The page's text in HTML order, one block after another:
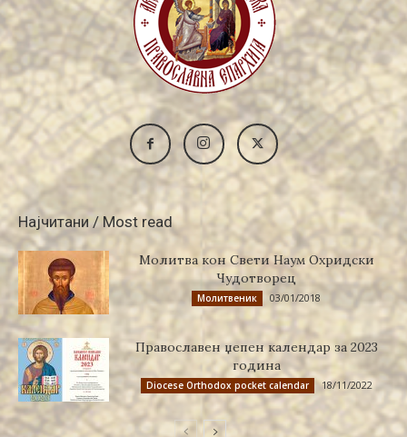
Најчитани / Most read
Молитва кон Свети Наум Охридски
Чудотворец
Молитвеник 03/01/2018
Православен џепен календар за 2023
година
Diocese Orthodox pocket calendar 18/11/2022